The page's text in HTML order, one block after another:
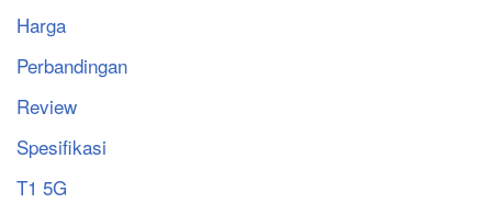
Harga
Perbandingan
Review
Spesifikasi
T1 5G